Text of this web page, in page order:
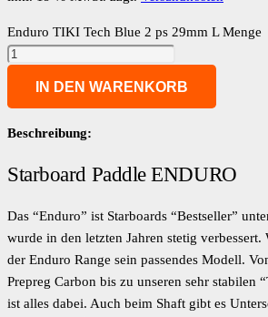
Enduro TIKI Tech Blue 2 ps 29mm L Menge
IN DEN WARENKORB
Beschreibung:
Starboard Paddle ENDURO
Das “Enduro” ist Starboards “Bestseller”
wurde in den letzten Jahren stetig
der Enduro Range sein passendes Modell.
Prepreg Carbon bis zu unseren sehr stabilen
ist alles dabei. Auch beim Shaft gibt es